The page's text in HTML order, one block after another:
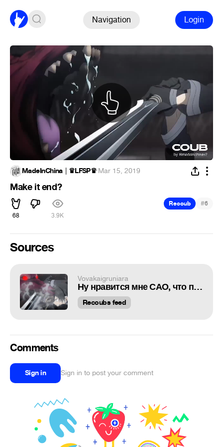
Navigation Login
MadeInChina │♛LFSP♛·Mar 15, 2019
Make it end?
68 3.9K
Recoub #6
Sources
Vovakaigruniara
Ну нравится мне САО, что поделать)
Recoubs feed
Comments
Sign in Sign in to post your comment